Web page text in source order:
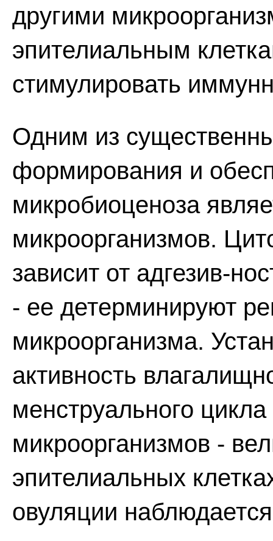
другими
эпителиальным
стимулировать
Одним из
формирования и
микробиоценоза
микроорганизмов.
зависит от адгезив-
- ее детерминируют
микроорганизма.
активность
менструального
микроорганизмов -
эпителиальных
овуляции